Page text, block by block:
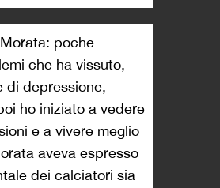
poche
che ha vissuto,
di depressione,
ho iniziato a vedere
e a vivere meglio
aveva espresso
dei calciatori sia